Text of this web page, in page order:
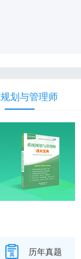
划与管理师
历年真题